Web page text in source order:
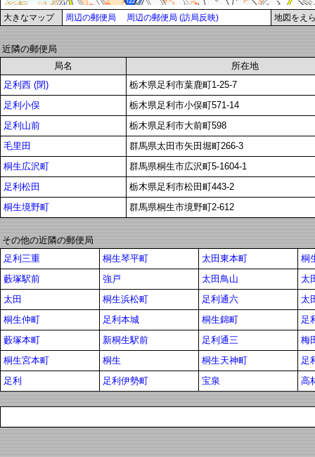
大きなマップ 周辺の郵便局 周辺の郵便局 (訪局反映) 地図をえ
近隣の郵便局
局名
所在地
足利西 (閉)
栃木県足利市葉鹿町1-25-7
足利小俣
栃木県足利市小俣町571-14
足利山前
栃木県足利市大前町598
毛里田
群馬県太田市矢田堀町266-3
桐生広沢町
群馬県桐生市広沢町5-1604-1
足利松田
栃木県足利市松田町443-2
桐生境野町
群馬県桐生市境野町2-612
その他の近隣の郵便局
足利三重
桐生琴平町 太田東本町
桐
藪塚駅前
強戸 太田鳥山
太
太田
桐生浜松町 足利通六
太
桐生仲町
足利本城 桐生錦町
足
藪塚本町
新桐生駅前 足利通三
梅
桐生宮本町
桐生 桐生天神町
足
足利
足利伊勢町 宝泉 高